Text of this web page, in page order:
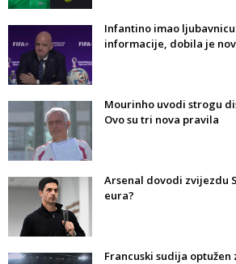
Infantino imao
informacije, dobila je
Mourinho uvodi strogu
Ovo su tri nova pravila
Arsenal dovodi zvijezdu
eura?
Francuski sudija